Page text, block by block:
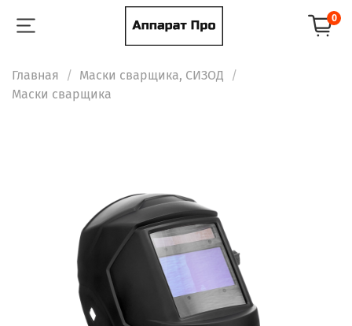
0
Главная
Маски сварщика, СИЗОД
Маски сварщика